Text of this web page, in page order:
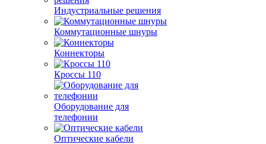
Индустриальные решения
Коммутационные шнуры
Коннекторы
Кроссы 110
Оборудование для
телефонии
Оптические кабели